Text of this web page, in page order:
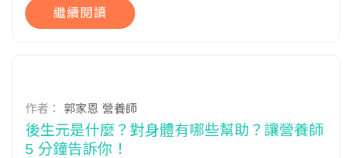
繼續閱讀
作者： 郭家恩 營養師
後生元是什麼？對身體有哪些幫助？讓營養師
5 分鐘告訴你！